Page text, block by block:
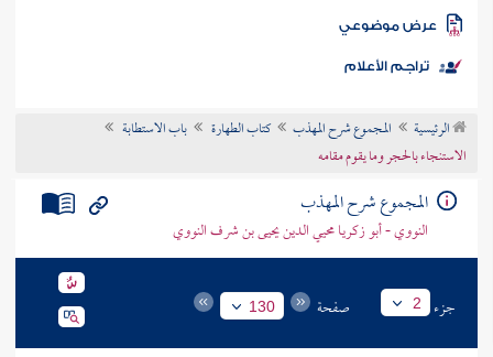
الكتب
موضوعي
تراجم الأعلام
الرئيسية المجموع شرح المهذب كتاب الطهارة
باب الاستطابة
الاستنجاء بالحجر وما يقوم مقامه
المجموع شرح المهذب
النووي - أبو زكريا محيي الدين يحيى بن شرف النووي
جزء 2 صفحة 130